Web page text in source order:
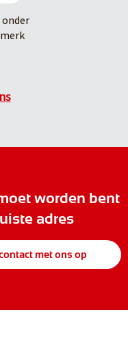
worden bent
adres
met ons op